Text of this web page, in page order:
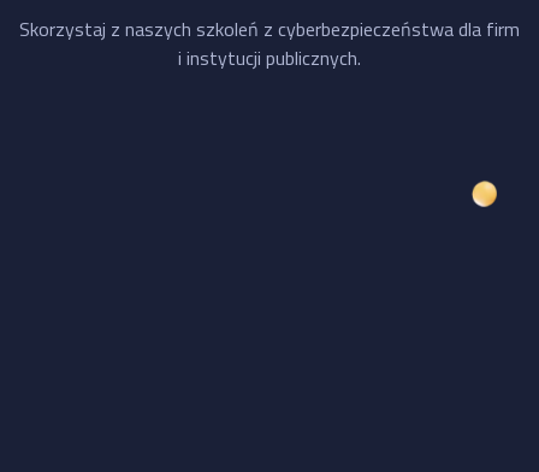
Skorzystaj z naszych szkoleń z cyberbezpieczeństwa dla firm
i instytucji publicznych.